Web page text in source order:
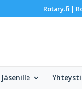
Rotary.fi|
Jäsenille